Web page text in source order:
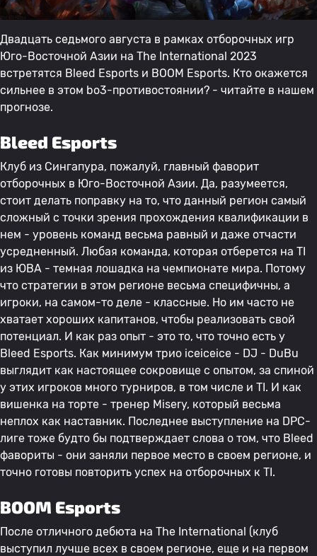
Двадцать седьмого августа в рамках отборочных игр
Юго-Восточной Азии на The International 2023
встретятся Bleed Esports и BOOM Esports. Кто окажется
сильнее в этом bo3-противостоянии? - читайте в нашем
прогнозе.
Bleed Esports
Клуб из Сингапура, пожалуй, главный фаворит
отборочных в Юго-Восточной Азии. Да, разумеется,
стоит делать поправку на то, что данный регион самый
сложный с точки зрения прохождения квалификации в
нем - уровень команд весьма равный и даже отчасти
усредненный. Любая команда, которая отберется на TI
из ЮВА - темная лошадка на чемпионате мира. Потому
что стратегии в этом регионе весьма специфичны, а
игроки, на самом-то деле - классные. Но им часто не
хватает хороших капитанов, чтобы реализовать свой
потенциал. И как раз опыт - это то, что точно есть у
Bleed Esports. Как минимум трио iceiceice - DJ - DuBu
выглядит как настоящее сокровище с опытом, за спиной
у этих игроков много турниров, в том числе и TI. И как
вишенка на торте - тренер Misery, который весьма
неплох как наставник. Последнее выступление на DPC-
лиге тоже будто бы подтверждает слова о том, что Bleed
фавориты - они заняли первое место в своем регионе, и
точно готовы повторить успех на отборочных к TI.
BOOM Esports
После отличного дебюта на The International (клуб
выступил лучше всех в своем регионе, еще и на первом